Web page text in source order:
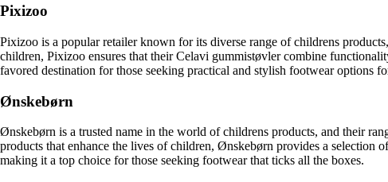
Pixizoo
Pixizoo is a popular retailer known for its diverse range of childrens
children, Pixizoo ensures that their Celavi gummistøvler combine
favored destination for those seeking practical and stylish footwear options
Ønskebørn
Ønskebørn is a trusted name in the world of childrens products, and their
products that enhance the lives of children, Ønskebørn provides a selection
making it a top choice for those seeking footwear that ticks all the boxes.